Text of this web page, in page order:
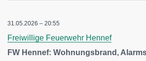
31.05.2026 – 20:55
Freiwillige Feuerwehr Hennef
FW Hennef: Wohnungsbrand,